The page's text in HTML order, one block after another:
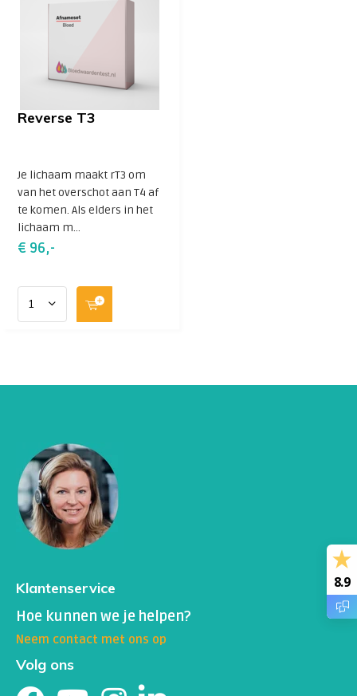
Levertijd: Reverse T3 is een specialistische test
wachten. Als u ook andere testen heeft besteld kunt u
hiervoor na een week een deeluitslag opvragen.
Reverse T3
Je lichaam maakt rT3 om
van het overschot aan T4 af
te komen. Als elders in het
lichaam m...
€ 96,-
Klantenservice
Hoe kunnen we je helpen?
Neem contact met ons op
Volg ons
8.9